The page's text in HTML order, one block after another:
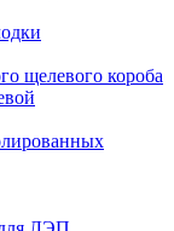
щелевого короба